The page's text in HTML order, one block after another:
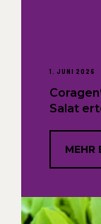
1. JUNI 2026
Coragen
Salat
MEHR